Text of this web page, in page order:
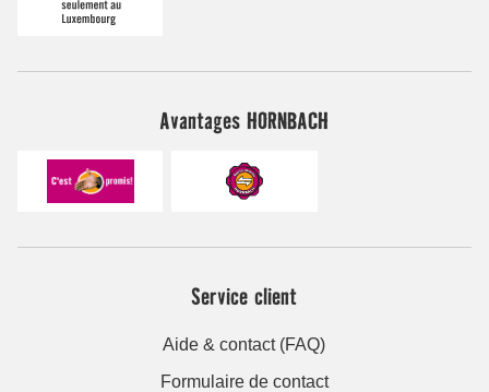
Avantages HORNBACH
Service client
Aide & contact (FAQ)
Formulaire de contact